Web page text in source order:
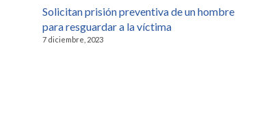
Solicitan prisión preventiva de un hombre
para resguardar a la víctima
7 diciembre, 2023